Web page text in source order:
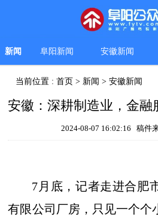
新闻 阜阳新闻 安徽新闻
当前位置 :首页 > 新闻 >安徽新闻
安徽：深耕制造业，金融
2024-08-07 16:02:16 稿件
7月底，记者走进合肥
有限公司厂房，只见一个个